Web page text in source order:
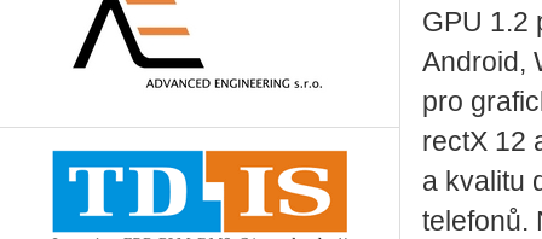
GPU 1.2
An­dro­id,
pro
rectX 12
a kva­li­tu
te­le­fo­nů.